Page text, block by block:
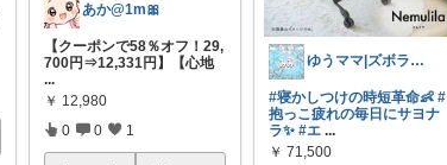
あか@1m🎀
【クーポンで58％オフ！29,
700円⇒12,331円】【心地
...
￥ 12,980
0 0 1
ゆうママ|ズボラ主婦|☺️
#寝かしつけの時短革命👶 #
抱っこ疲れの毎日にサヨナ
ラ✨ #エ ...
￥ 71,500